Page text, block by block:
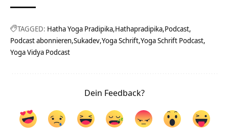
TAGGED: Hatha Yoga Pradipika Hathapradipika Podcast
Podcast abonnieren Sukadev Yoga Schrift Yoga Schrift Podcast
Yoga Vidya Podcast
Dein Feedback?